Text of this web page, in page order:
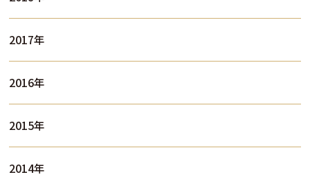
2017年
2016年
2015年
2014年